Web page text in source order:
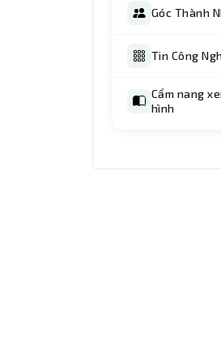
Góc Thành
Tin Công
Cẩm nang
hình